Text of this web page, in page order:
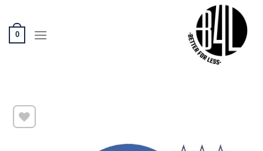
content
0